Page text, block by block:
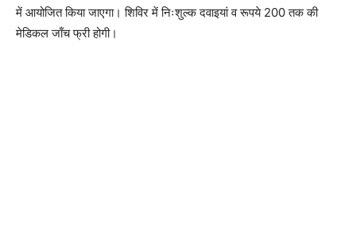
में आयोजित किया जाएगा। शिविर में निःशुल्क दवाइयां व रूपये 200 तक की
मेडिकल जाँच फ्री होगी।